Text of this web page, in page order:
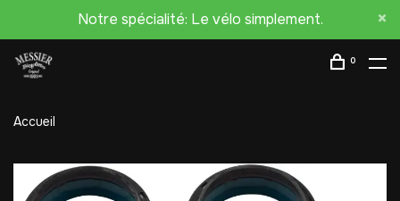
Notre spécialité: Le vélo simplement.
0
Accueil